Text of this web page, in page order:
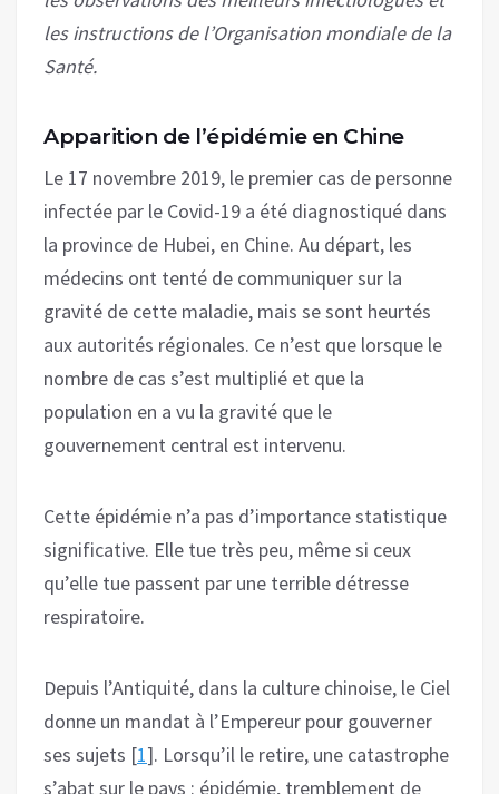
les instructions de l’Organisation mondiale de la
Santé.
Apparition de l’épidémie en Chine
Le 17 novembre 2019, le premier cas de personne
infectée par le Covid-19 a été diagnostiqué dans
la province de Hubei, en Chine. Au départ, les
médecins ont tenté de communiquer sur la
gravité de cette maladie, mais se sont heurtés
aux autorités régionales. Ce n’est que lorsque le
nombre de cas s’est multiplié et que la
population en a vu la gravité que le
gouvernement central est intervenu.
Cette épidémie n’a pas d’importance statistique
significative. Elle tue très peu, même si ceux
qu’elle tue passent par une terrible détresse
respiratoire.
Depuis l’Antiquité, dans la culture chinoise, le Ciel
donne un mandat à l’Empereur pour gouverner
ses sujets [1]. Lorsqu’il le retire, une catastrophe
s’abat sur le pays : épidémie, tremblement de